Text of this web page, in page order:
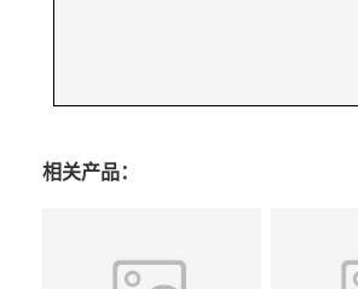
相关产品：